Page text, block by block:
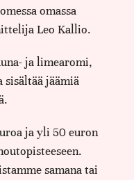
omassa
Leo Kallio.
ja limearomi,
sisältää jäämiä
ja yli 50 euron
samana tai